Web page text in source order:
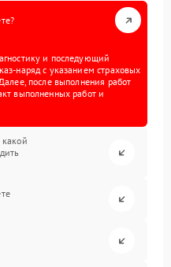
и последующий
наряд с указанием страховых
после выполнения работ
выполненных работ и